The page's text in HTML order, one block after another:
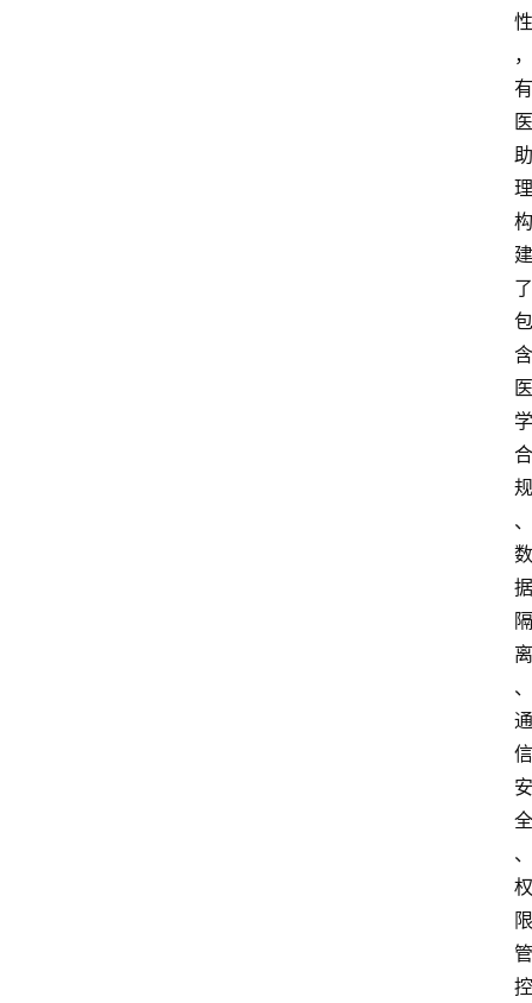
性
，
有
医
助
理
构
建
了
包
含
医
学
合
规
、
数
据
隔
离
、
通
信
安
全
、
权
限
管
控